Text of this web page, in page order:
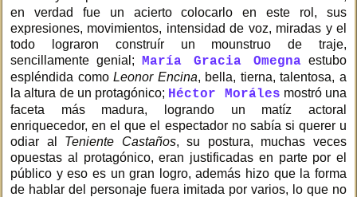
en verdad fue un acierto colocarlo en este rol, sus
expresiones, movimientos, intensidad de voz, miradas y el
todo lograron construír un mounstruo de traje,
sencillamente genial; María Gracia Omegna estubo
espléndida comoLeonor Encina, bella, tierna, talentosa, a
la altura de un protagónico; Héctor Moráles mostró una
faceta más madura, logrando un matíz actoral
enriquecedor, en el que el espectador no sabía si querer u
odiar al Teniente Castaños, su postura, muchas veces
opuestas al protagónico, eran justificadas en parte por el
público y eso es un gran logro, además hizo que la forma
de hablar del personaje fuera imitada por varios, lo que no